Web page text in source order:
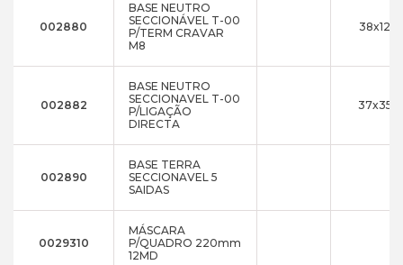
002880
BASE NEUTRO
SECCIONÁVEL T-00
P/TERM CRAVAR
M8
002882
BASE NEUTRO
SECCIONAVEL T-00
P/LIGAÇÃO
DIRECTA
002890
BASE TERRA
SECCIONAVEL 5
SAIDAS
0029310
MÁSCARA
P/QUADRO 220mm
12MD